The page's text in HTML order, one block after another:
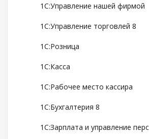
1С:Управление нашей фирмой
1С:Управление торговлей 8
1С:Розница
1С:Касса
1С:Рабочее место кассира
1С:Бухгалтерия 8
1С:Зарплата и управление